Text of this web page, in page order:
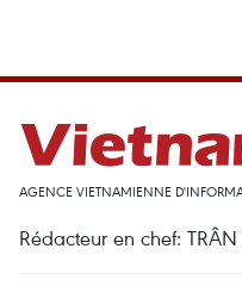
AGENCE VIETNAMIENNE
Rédacteur en chef: